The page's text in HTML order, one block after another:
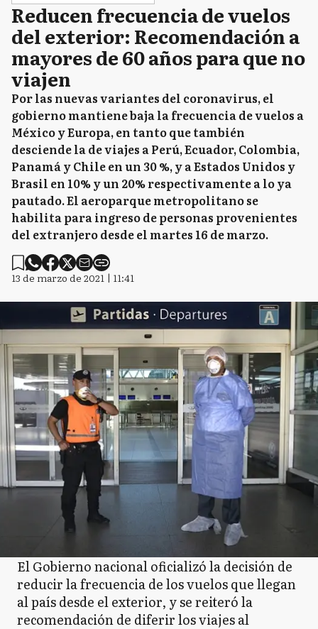
Reducen frecuencia de vuelos
del exterior: Recomendación a
mayores de 60 años para que no
viajen
Por las nuevas variantes del coronavirus, el
gobierno mantiene baja la frecuencia de vuelos a
México y Europa, en tanto que también
desciende la de viajes a Perú, Ecuador, Colombia,
Panamá y Chile en un 30 %, y a Estados Unidos y
Brasil en 10% y un 20% respectivamente a lo ya
pautado. El aeroparque metropolitano se
habilita para ingreso de personas provenientes
del extranjero desde el martes 16 de marzo.
13 de marzo de 2021 | 11:41
El Gobierno nacional oficializó la decisión de
reducir la frecuencia de los vuelos que llegan
al país desde el exterior, y se reiteró la
recomendación de diferir los viajes al